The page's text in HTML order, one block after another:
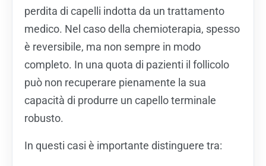
perdita di capelli indotta da un trattamento
medico. Nel caso della chemioterapia, spesso
è reversibile, ma non sempre in modo
completo. In una quota di pazienti il follicolo
può non recuperare pienamente la sua
capacità di produrre un capello terminale
robusto.
In questi casi è importante distinguere tra: